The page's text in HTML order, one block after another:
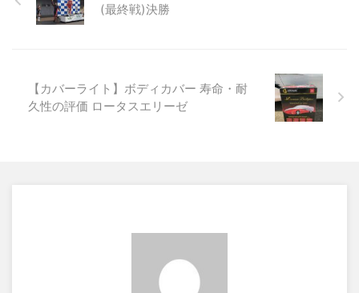
(最終戦)決勝
【カバーライト】ボディカバー 寿命・耐
久性の評価 ロータスエリーゼ